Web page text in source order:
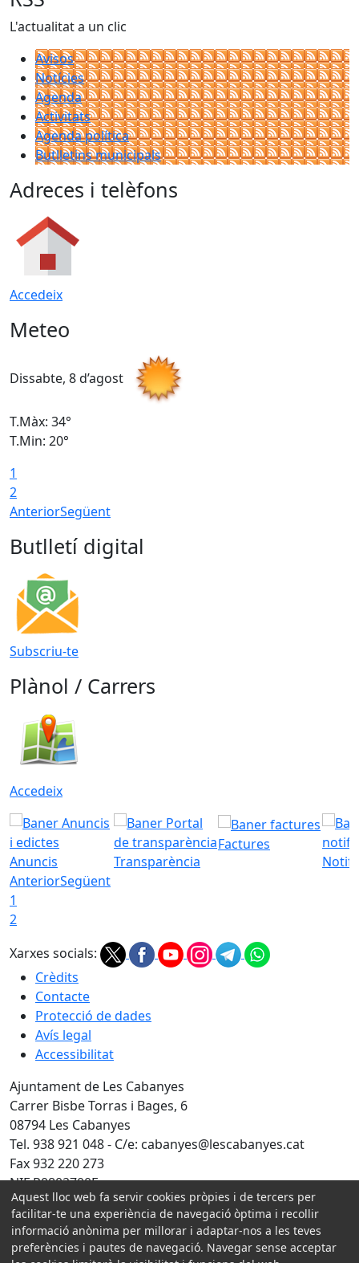
L'actualitat a un clic
Avisos
Notícies
Agenda
Activitats
Agenda política
Butlletins municipals
Adreces i telèfons
Accedeix
Meteo
Dissabte, 8 d’agost
T.Màx: 34°
T.Min: 20°
1
2
AnteriorSegüent
Butlletí digital
Subscriu-te
Plànol / Carrers
Accedeix
Anuncis Transparència
Factures
AnteriorSegüent
1
2
Xarxes socials:
Crèdits
Contacte
Protecció de dades
Avís legal
Accessibilitat
Ajuntament de Les Cabanyes
Carrer Bisbe Torras i Bages, 6
08794 Les Cabanyes
Tel. 938 921 048 - C/e: cabanyes@lescabanyes.cat
Fax 932 220 273
NIF P0802700E
Amb la col·laboració de:
Aquest lloc web fa servir cookies pròpies i de tercers per
facilitar-te una experiència de navegació òptima i recollir
informació anònima per millorar i adaptar-nos a les teves
preferències i pautes de navegació. Navegar sense acceptar